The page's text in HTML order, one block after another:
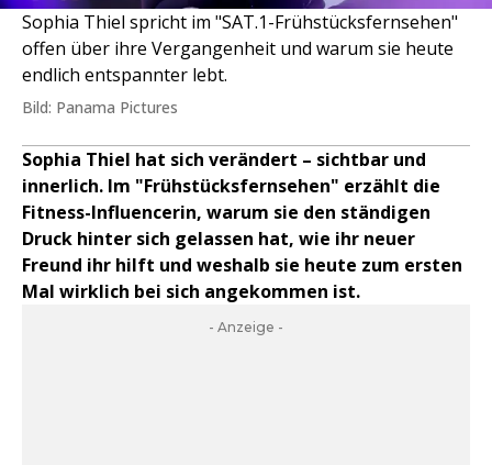
Sophia Thiel spricht im "SAT.1-Frühstücksfernsehen"
offen über ihre Vergangenheit und warum sie heute
endlich entspannter lebt.
Bild: Panama Pictures
Sophia Thiel hat sich verändert – sichtbar und
innerlich. Im "Frühstücksfernsehen" erzählt die
Fitness-Influencerin, warum sie den ständigen
Druck hinter sich gelassen hat, wie ihr neuer
Freund ihr hilft und weshalb sie heute zum ersten
Mal wirklich bei sich angekommen ist.
- Anzeige -